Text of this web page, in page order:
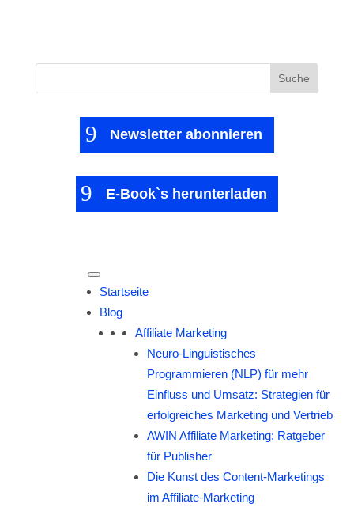
Newsletter abonnieren
E-Book`s herunterladen
Startseite
Blog
Affiliate Marketing
Neuro-Linguistisches
Programmieren (NLP) für mehr
Einfluss und Umsatz: Strategien für
erfolgreiches Marketing und Vertrieb
AWIN Affiliate Marketing: Ratgeber
für Publisher
Die Kunst des Content-Marketings
im Affiliate-Marketing